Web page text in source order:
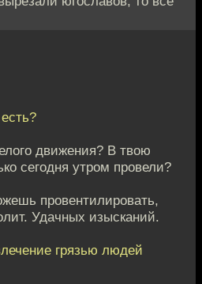
движения? В твою
сегодня утром провели?
провентилировать,
Удачных изысканий.
грязью людей